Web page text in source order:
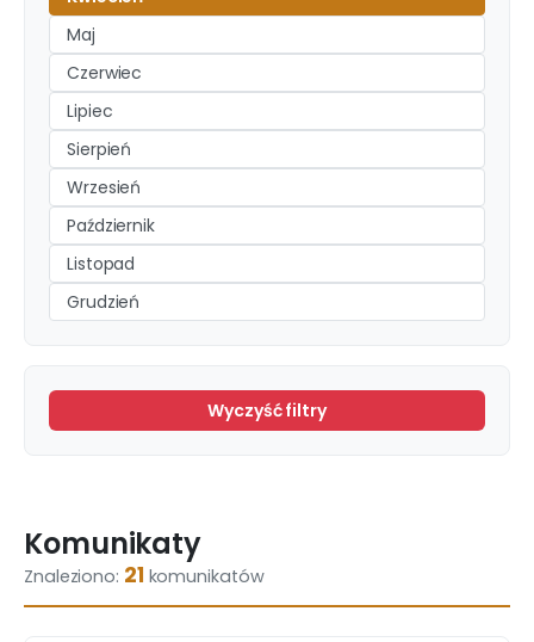
Maj
Czerwiec
Lipiec
Sierpień
Wrzesień
Październik
Listopad
Grudzień
Wyczyść filtry
Komunikaty
Znaleziono: 21 komunikatów